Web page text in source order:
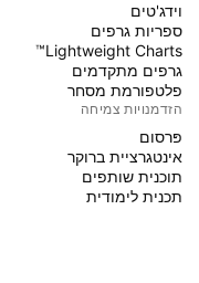
וידג'טים
ספריות גרפים
Lightweight Charts™
גרפים מתקדמים
פלטפורמת מסחר
הזדמנויות צמיחה
פּרסום
אינטגרציית ברוקר
תוכנית שותפים
תכנית לימודית